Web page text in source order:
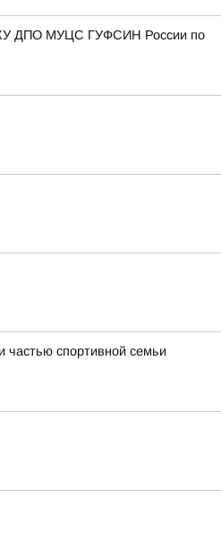
ФКУ ДПО МУЦС ГУФСИН России по
частью спортивной семьи